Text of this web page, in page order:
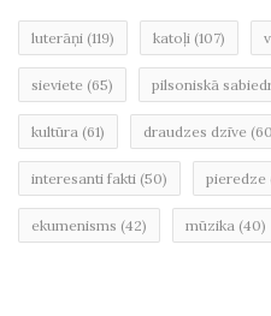
luterāņi (119) katoļi (107)
sieviete (65) pilsoniskā
kultūra (61) draudzes dzīve
interesanti fakti (50) pieredze
ekumenisms (42) mūzika (40)